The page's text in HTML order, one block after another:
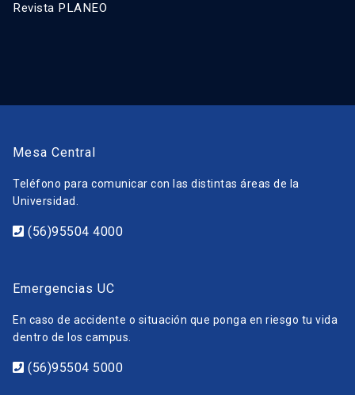
Revista PLANEO
Mesa Central
Teléfono para comunicar con las distintas áreas de la
Universidad.
(56)95504 4000
Emergencias UC
En caso de accidente o situación que ponga en riesgo tu vida
dentro de los campus.
(56)95504 5000